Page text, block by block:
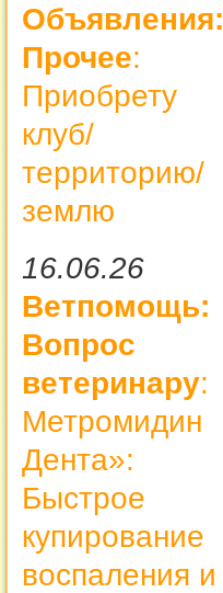
Объявления:
Прочее:
Приобрету
клуб/
территорию/
землю
16.06.26
Ветпомощь:
Вопрос
ветеринару:
Метромидин
Дента»:
Быстрое
купирование
воспаления и